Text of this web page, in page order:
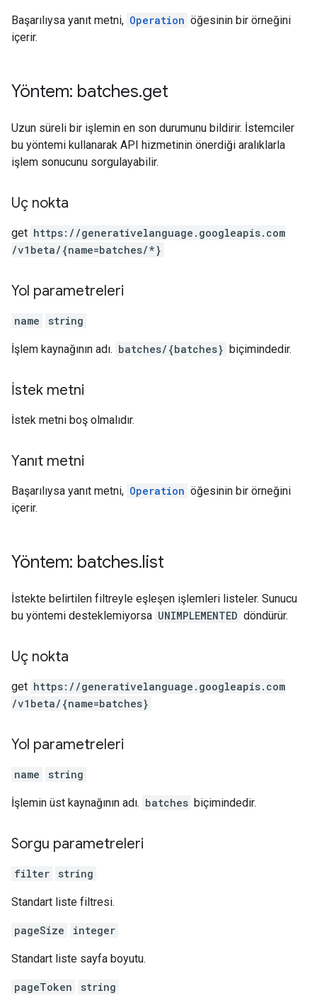
Başarılıysa yanıt metni, Operation öğesinin bir örneğini
içerir.
Yöntem: batches.get
Uzun süreli bir işlemin en son durumunu bildirir. İstemciler
bu yöntemi kullanarak API hizmetinin önerdiği aralıklarla
işlem sonucunu sorgulayabilir.
Uç nokta
get https: / /generativelanguage.googleapis.com
/v1beta/{name=batches/*}
Yol parametreleri
name string
İşlem kaynağının adı. batches/{batches} biçimindedir.
İstek metni
İstek metni boş olmalıdır.
Yanıt metni
Başarılıysa yanıt metni, Operation öğesinin bir örneğini
içerir.
Yöntem: batches.list
İstekte belirtilen filtreyle eşleşen işlemleri listeler. Sunucu
bu yöntemi desteklemiyorsa UNIMPLEMENTED döndürür.
Uç nokta
get https: / /generativelanguage.googleapis.com
/v1beta/{name=batches}
Yol parametreleri
name string
İşlemin üst kaynağının adı. batches biçimindedir.
Sorgu parametreleri
filter string
Standart liste filtresi.
pageSize integer
Standart liste sayfa boyutu.
pageToken string